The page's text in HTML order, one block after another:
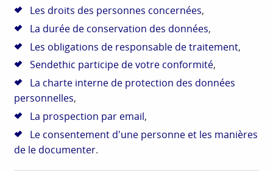
Les droits des personnes concernées,
La durée de conservation des données,
Les obligations de responsable de traitement,
Sendethic participe de votre conformité,
La charte interne de protection des données
personnelles,
La prospection par email,
Le consentement d'une personne et les manières
de le documenter.